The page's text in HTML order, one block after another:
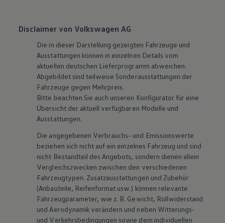
Disclaimer von Volkswagen AG
Die in dieser Darstellung gezeigten Fahrzeuge und
Ausstattungen können in einzelnen Details vom
aktuellen deutschen Lieferprogramm abweichen.
Abgebildet sind teilweise Sonderausstattungen der
Fahrzeuge gegen Mehrpreis.
Bitte beachten Sie auch unseren Konfigurator für eine
Übersicht der aktuell verfügbaren Modelle und
Ausstattungen.
Die angegebenen Verbrauchs- und Emissionswerte
beziehen sich nicht auf ein einzelnes Fahrzeug und sind
nicht Bestandteil des Angebots, sondern dienen allein
Vergleichszwecken zwischen den verschiedenen
Fahrzeugtypen. Zusatzausstattungen und Zubehör
(Anbauteile, Reifenformat usw.) können relevante
Fahrzeugparameter, wie z. B. Gewicht, Rollwiderstand
und Aerodynamik verändern und neben Witterungs-
und Verkehrsbedingungen sowie dem individuellen